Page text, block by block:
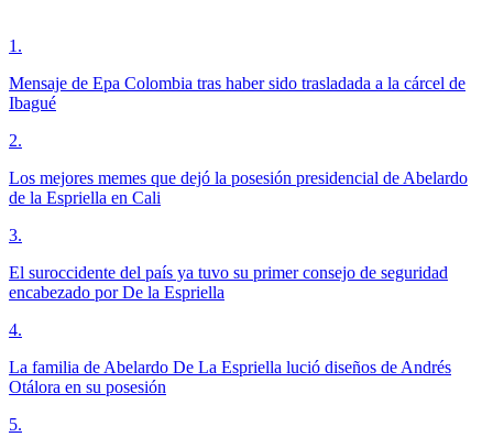
1 .
Mensaje de Epa Colombia tras haber sido trasladada a la cárcel de
Ibagué
2.
Los mejores memes que dejó la posesión presidencial de Abelardo
de la Espriella en Cali
3.
El suroccidente del país ya tuvo su primer consejo de seguridad
encabezado por De la Espriella
4.
La familia de Abelardo De La Espriella lució diseños de Andrés
Otálora en su posesión
5.